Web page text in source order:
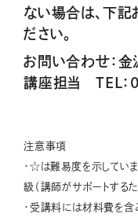
ない場合は、下
ださい。
お問い合わせ：
講座担当 TEL
注意事項
・☆は難易度を示し
級（講師がサポートする
・受講料には材料費を含